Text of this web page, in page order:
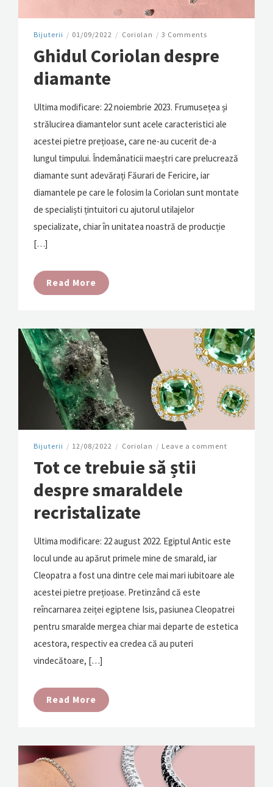
Bijuterii / 01/09/2022 / Coriolan / 3 Comments
Ghidul Coriolan despre
diamante
Ultima modificare: 22 noiembrie 2023. Frumusețea și
strălucirea diamantelor sunt acele caracteristici ale
acestei pietre prețioase, care ne-au cucerit de-a
lungul timpului. Îndemânaticii maeștri care prelucrează
diamante sunt adevărați Făurari de Fericire, iar
diamantele pe care le folosim la Coriolan sunt montate
de specialiști țintuitori cu ajutorul utilajelor
specializate, chiar în unitatea noastră de producție
[…]
Read More
Bijuterii / 12/08/2022 / Coriolan / Leave a comment
Tot ce trebuie să știi
despre smaraldele
recristalizate
Ultima modificare: 22 august 2022. Egiptul Antic este
locul unde au apărut primele mine de smarald, iar
Cleopatra a fost una dintre cele mai mari iubitoare ale
acestei pietre prețioase. Pretinzând că este
reîncarnarea zeiței egiptene Isis, pasiunea Cleopatrei
pentru smaralde mergea chiar mai departe de estetica
acestora, respectiv ea credea că au puteri
vindecătoare, […]
Read More